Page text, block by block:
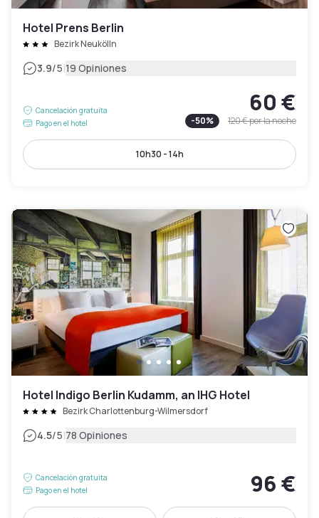
Hotel Prens Berlin
Bezirk Neukölln
3.9/5|19 Opiniones
Cancelación gratuita
Pago en el hotel
60 €
-50% 120 €por la noche
10h30 - 14h
Hotel Indigo Berlin Kudamm, an IHG Hotel
Bezirk Charlottenburg-Wilmersdorf
4.5/5|78 Opiniones
Cancelación gratuita
Pago en el hotel
96 €